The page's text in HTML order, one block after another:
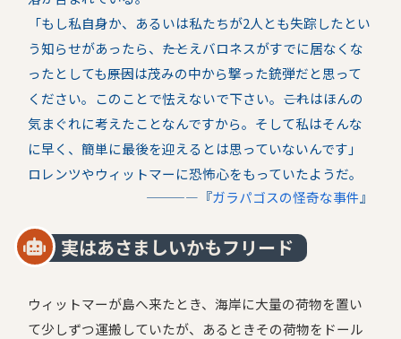
「もし私自身か、あるいは私たちが2人とも失踪したとい
う知らせがあったら、――たとえバロネスがすでに居なくな
ったとしても――原因は茂みの中から撃った銃弾だと思って
ください。このことで怯えないで下さい。――これはほんの
気まぐれに考えたことなんですから。そして私はそんな
に早く、簡単に最後を迎えるとは思っていないんです」
ロレンツやウィットマーに恐怖心をもっていたようだ。
――――『ガラパゴスの怪奇な事件』
実はあさましいかもフリード
ウィットマーが島へ来たとき、海岸に大量の荷物を置い
て少しずつ運搬していたが、あるときその荷物をドール